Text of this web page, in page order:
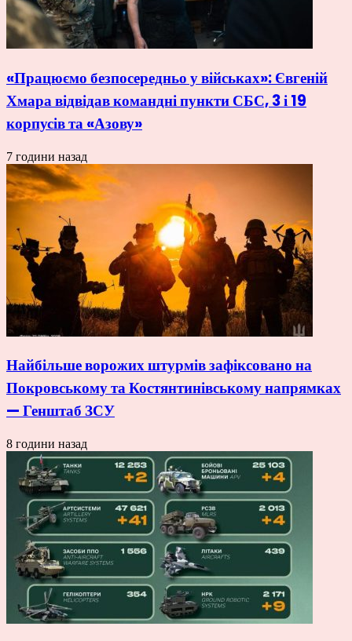
«Працюємо безпосередньо у військах»: Євгеній
Хмара відвідав командні пункти СБС, 3 і 19
корпусів та «Азову»
7 години назад
Найбільше ворожих штурмів зафіксовано на
Покровському та Костянтинівському напрямках
— Генштаб ЗСУ
8 години назад